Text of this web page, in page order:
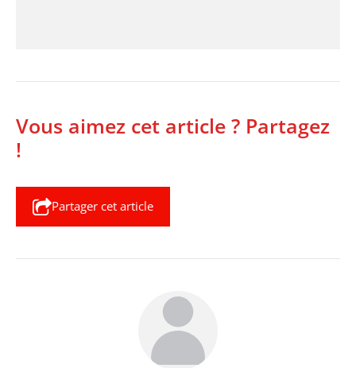
Vous aimez cet article ? Partagez
!
Partager cet article